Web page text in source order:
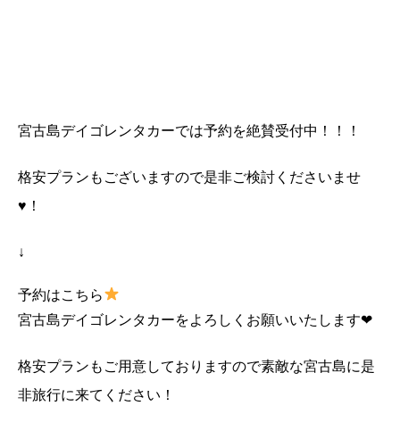
宮古島デイゴレンタカーでは予約を絶賛受付中！！！
格安プランもございますので是非ご検討くださいませ
♥️！
↓
予約はこちら
宮古島デイゴレンタカーをよろしくお願いいたします❤︎
格安プランもご用意しておりますので素敵な宮古島に是
非旅行に来てください！